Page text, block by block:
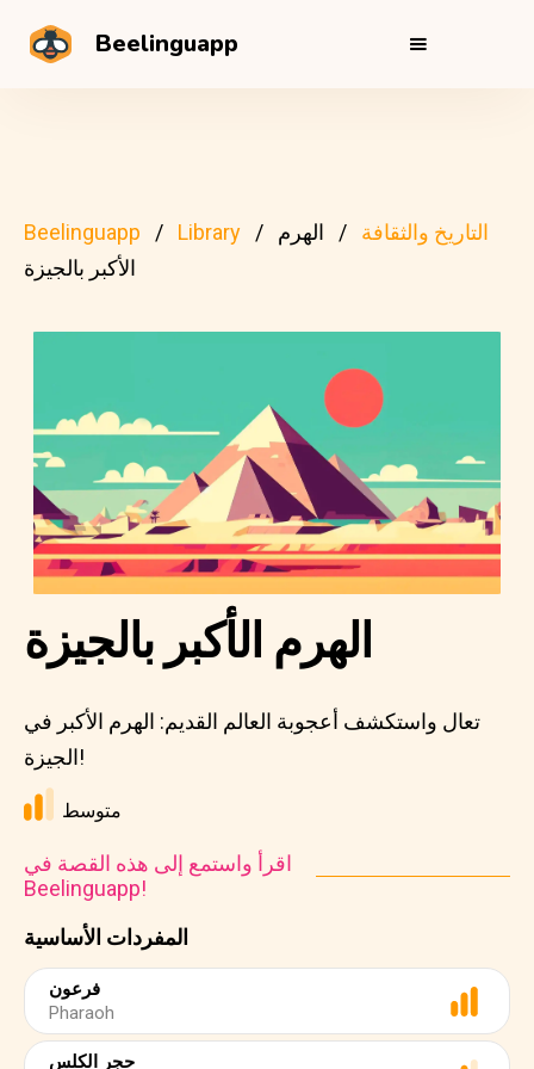
Beelinguapp
Beelinguapp Library التاريخ والثقافة
الهرم
الأكبر بالجيزة
المفردات الأساسية
فرعون
Pharaoh
حجر الكلس
الهرم الأكبر بالجيزة
تعال واستكشف أعجوبة العالم القديم: الهرم الأكبر في
الجيزة!
متوسط
اقرأ واستمع إلى هذه القصة في
Beelinguapp!